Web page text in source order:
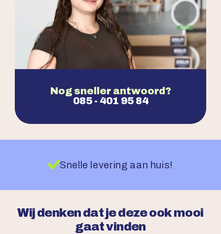
Nog sneller antwoord?
085 - 401 95 84
Snelle levering aan huis!
Wij denken dat je deze ook mooi
gaat vinden